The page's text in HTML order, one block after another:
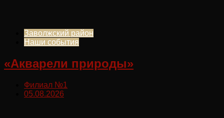
Заволжский район
Наши события
«Акварели природы»
Филиал №1
05.08.2026